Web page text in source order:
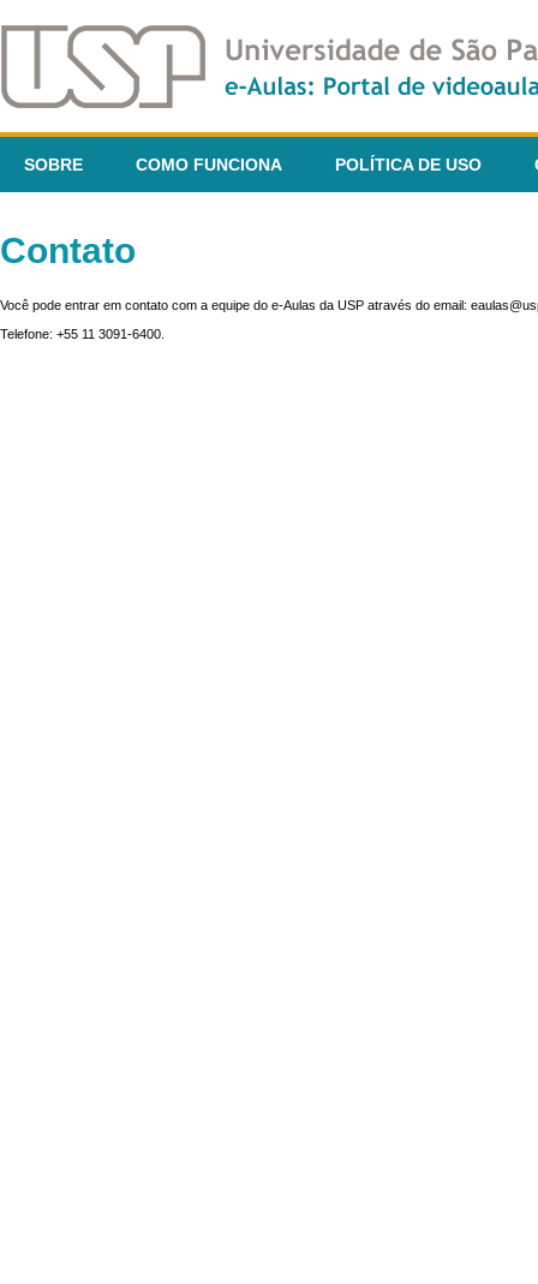
SOBRE COMO FUNCIONA POLÍTICA DE USO
Contato
Você pode entrar em contato com a equipe do e-Aulas da USP através do email:
Telefone: +55 11 3091-6400.